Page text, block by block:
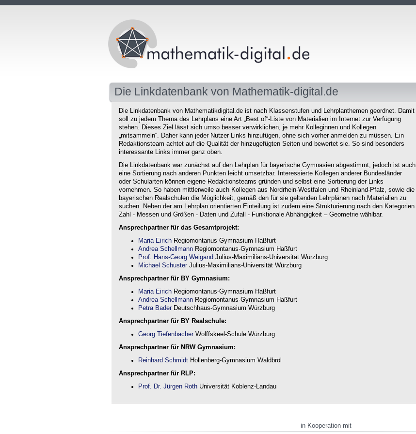
Die Linkdatenbank von Mathematik-digital.de
Die Linkdatenbank von Mathematikdigital.de ist nach Klassenstufen und Lehrplanthemen geordnet. Damit
soll zu jedem Thema des Lehrplans eine Art „Best of“-Liste von Materialien im Internet zur Verfügung
stehen. Dieses Ziel lässt sich umso besser verwirklichen, je mehr Kolleginnen und Kollegen
„mitsammeln“. Daher kann jeder Nutzer Links hinzufügen, ohne sich vorher anmelden zu müssen. Ein
Redaktionsteam achtet auf die Qualität der hinzugefügten Seiten und bewertet sie. So sind besonders
interessante Links immer ganz oben.
Die Linkdatenbank war zunächst auf den Lehrplan für bayerische Gymnasien abgestimmt, jedoch ist auch
eine Sortierung nach anderen Punkten leicht umsetzbar. Interessierte Kollegen anderer Bundesländer
oder Schularten können eigene Redaktionsteams gründen und selbst eine Sortierung der Links
vornehmen. So haben mittlerweile auch Kollegen aus Nordrhein-Westfalen und Rheinland-Pfalz, sowie die
bayerischen Realschulen die Möglichkeit, gemäß den für sie geltenden Lehrplänen nach Materialien zu
suchen. Neben der am Lehrplan orientierten Einteilung ist zudem eine Strukturierung nach den Kategorien
Zahl - Messen und Größen - Daten und Zufall - Funktionale Abhängigkeit – Geometrie wählbar.
Ansprechpartner für das Gesamtprojekt:
Maria Eirich Regiomontanus-Gymnasium Haßfurt
Andrea Schellmann Regiomontanus-Gymnasium Haßfurt
Prof. Hans-Georg Weigand Julius-Maximilians-Universität Würzburg
Michael Schuster Julius-Maximilians-Universität Würzburg
Ansprechpartner für BY Gymnasium:
Maria Eirich Regiomontanus-Gymnasium Haßfurt
Andrea Schellmann Regiomontanus-Gymnasium Haßfurt
Petra Bader Deutschhaus-Gymnasium Würzburg
Ansprechpartner für BY Realschule:
Georg Tiefenbacher Wolffskeel-Schule Würzburg
Ansprechpartner für NRW Gymnasium:
Reinhard Schmidt Hollenberg-Gymnasium Waldbröl
Ansprechpartner für RLP:
Prof. Dr. Jürgen Roth Universität Koblenz-Landau
in Kooperation mit